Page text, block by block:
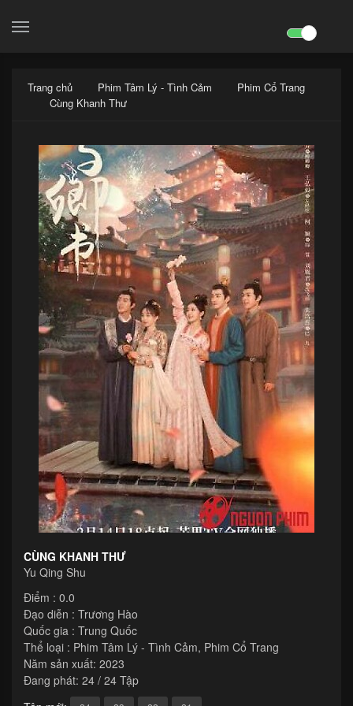
Trang chủ Phim Tâm Lý - Tình Cảm
Phim Cổ Trang
Cùng Khanh Thư
CÙNG KHANH THƯ
Yu Qing Shu
Điểm : 0.0
Đạo diễn : Trương Hào
Quốc gia : Trung Quốc
Thể loại : Phim Tâm Lý - Tình Cảm, Phim Cổ Trang
Năm sản xuất: 2023
Đang phát: 24 / 24 Tập
x